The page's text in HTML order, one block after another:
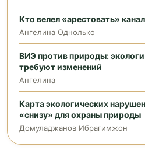
Кто велел «арестовать»
Ангелина Однолько
ВИЭ против природы:
требуют изменений
Ангелина
Карта экологических
«снизу» для охраны природы
Домуладжанов Ибрагимжон